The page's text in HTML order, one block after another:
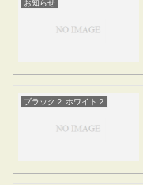
お知らせ
ブラック２ ホワイト２